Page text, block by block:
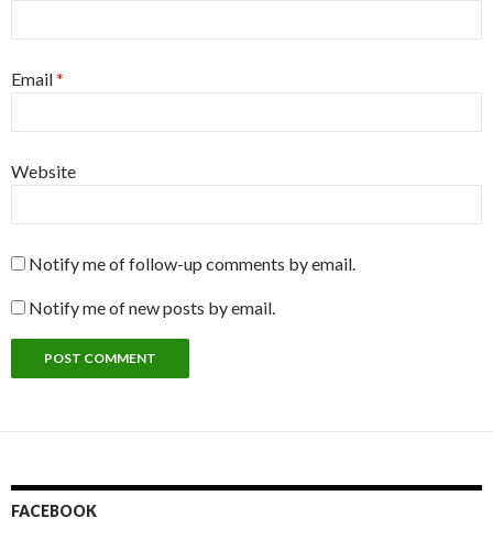
Email*
Website
Notify me of follow-up comments by email.
Notify me of new posts by email.
FACEBOOK